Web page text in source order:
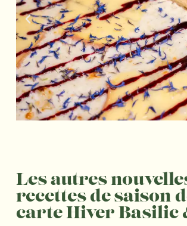
Les autres
recettes de saison
carte Hiver Basilic